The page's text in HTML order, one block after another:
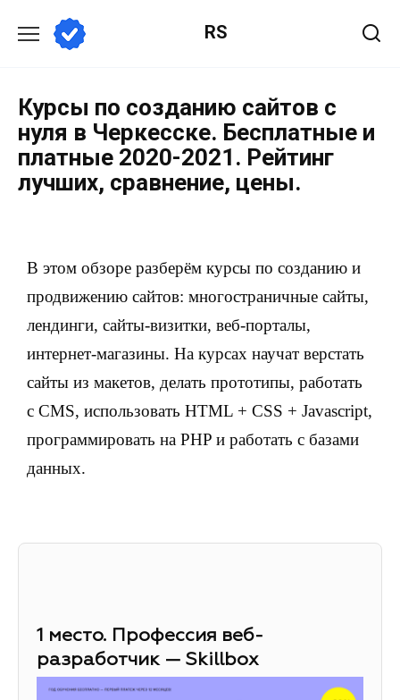
RS
Курсы по созданию сайтов с
нуля в Черкесске. Бесплатные и
платные 2020-2021. Рейтинг
лучших, сравнение, цены.
В этом обзоре разберём курсы по созданию и
продвижению сайтов: многостраничные сайты,
лендинги, сайты-визитки, веб-порталы,
интернет-магазины. На курсах научат верстать
сайты из макетов, делать прототипы, работать
с CMS, использовать HTML + CSS + Javascript,
программировать на PHP и работать с базами
данных.
1 место. Профессия веб-
разработчик — Skillbox